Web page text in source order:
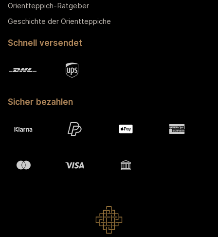
Orientteppich-Ratgeber
Geschichte der Orientteppiche
Schnell versendet
Sicher bezahlen